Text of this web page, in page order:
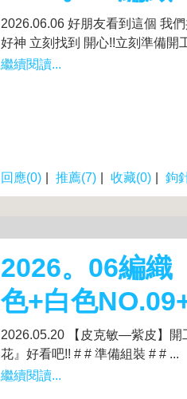
2026.06.06 好朋友看到這個 我
好神 立刻找到 開心!!立刻準備開
繼續閱讀...
回應(0) 推薦(7) 收藏(0) 鉤
2026。06編織
色+白色
2026.05.20 【皮克敏—紫皮】開
花』好看吧!! # # 準備組裝 # # ...
繼續閱讀...